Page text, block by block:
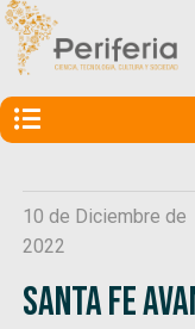
10 de Diciembre de
2022
Santa Fe